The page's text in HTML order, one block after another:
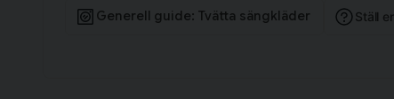
bättre och mer hållbart sätt att odla bomull på. Syftet är
producenterna, att skapa en bättre för miljö som
Generell guide: Tvätta sängkläder Ställ